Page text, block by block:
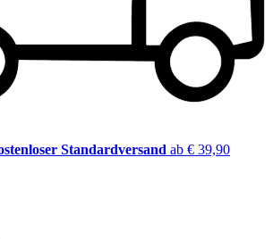
Standardversand ab € 39,90